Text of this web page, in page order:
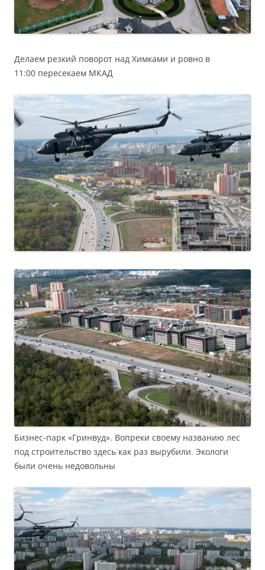
Делаем резкий поворот над Химками и ровно в
11:00 пересекаем МКАД
Бизнес-парк «Гринвуд». Вопреки своему названию лес
под строительство здесь как раз вырубили. Экологи
были очень недовольны